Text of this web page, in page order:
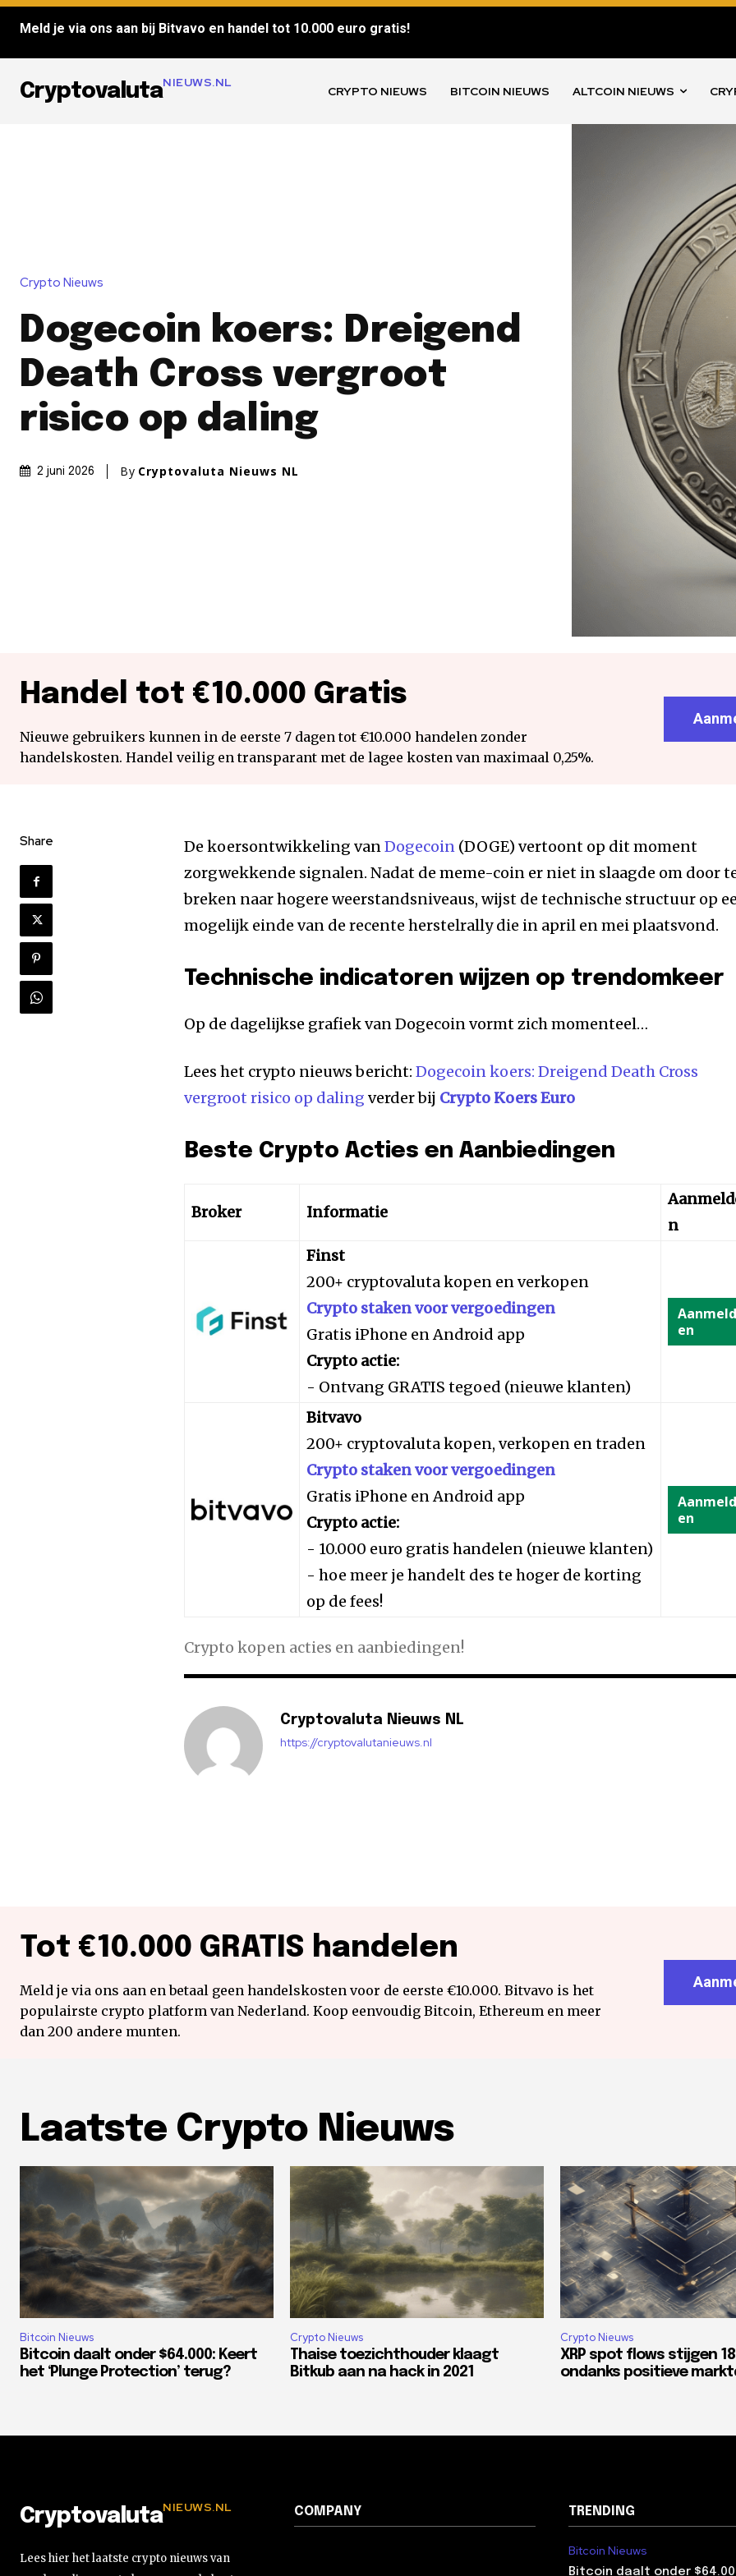
Meld je via ons aan bij Bitvavo en handel tot 10.000 euro gratis!
CryptovalutaNIEUWS.NL
CRYPTO NIEUWS BITCOIN NIEUWS ALTCOIN NIEUWS
Crypto Nieuws
Dogecoin koers: Dreigend
Death Cross vergroot
risico op daling
2 juni 2026 By Cryptovaluta Nieuws NL
Handel tot €10.000 Gratis
Nieuwe gebruikers kunnen in de eerste 7 dagen tot €10.000 handelen zonder
handelskosten. Handel veilig en transparant met de lagee kosten van maximaal 0,25%.
Share De koersontwikkeling vanDogecoin (DOGE) vertoont op dit moment
zorgwekkende signalen. Nadat de meme-coin er niet in slaagde om door
breken naar hogere weerstandsniveaus, wijst de technische structuur op
mogelijk einde van de recente herstelrally die in april en mei plaatsvond.
Technische indicatoren wijzen op trendomkeer
Op de dagelijkse grafiek van Dogecoin vormt zich momenteel…
Lees het crypto nieuws bericht:Dogecoin koers: Dreigend Death Cross
vergroot risico op daling verder bij Crypto Koers Euro
Beste Crypto Acties en Aanbiedingen
Broker Informatie
n
Finst
200+ cryptovaluta kopen en verkopen
Crypto staken voor vergoedingen
Gratis iPhone en Android app
Crypto actie:
- Ontvang GRATIS tegoed (nieuwe klanten)
en
Bitvavo
200+ cryptovaluta kopen, verkopen en traden
Crypto staken voor vergoedingen
Gratis iPhone en Android app
Crypto actie:
- 10.000 euro gratis handelen (nieuwe klanten)
- hoe meer je handelt des te hoger de korting
op de fees!
en
Crypto kopen acties en aanbiedingen!
Cryptovaluta Nieuws NL
https://cryptovalutanieuws.nl
Tot €10.000 GRATIS handelen
Meld je via ons aan en betaal geen handelskosten voor de eerste €10.000. Bitvavo is het
populairste crypto platform van Nederland. Koop eenvoudig Bitcoin, Ethereum en meer
dan 200 andere munten.
Laatste Crypto Nieuws
Bitcoin Nieuws
Bitcoin daalt onder $64.000: Keert
het ‘Plunge Protection’ terug?
Crypto Nieuws
Thaise toezichthouder klaagt
Bitkub aan na hack in 2021
Crypto Nieuws
XRP spot flows stijgen
ondanks positieve
CryptovalutaNIEUWS.NL
Lees hier het laatste crypto nieuws van
COMPANY TRENDING
Bitcoin Nieuws
Bitcoin daalt onder